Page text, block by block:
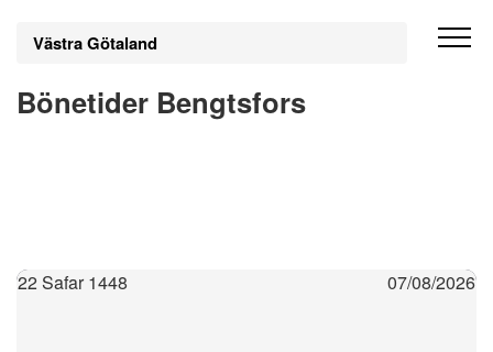
Västra Götaland
Bönetider Bengtsfors
22 Safar 1448 07/08/2026